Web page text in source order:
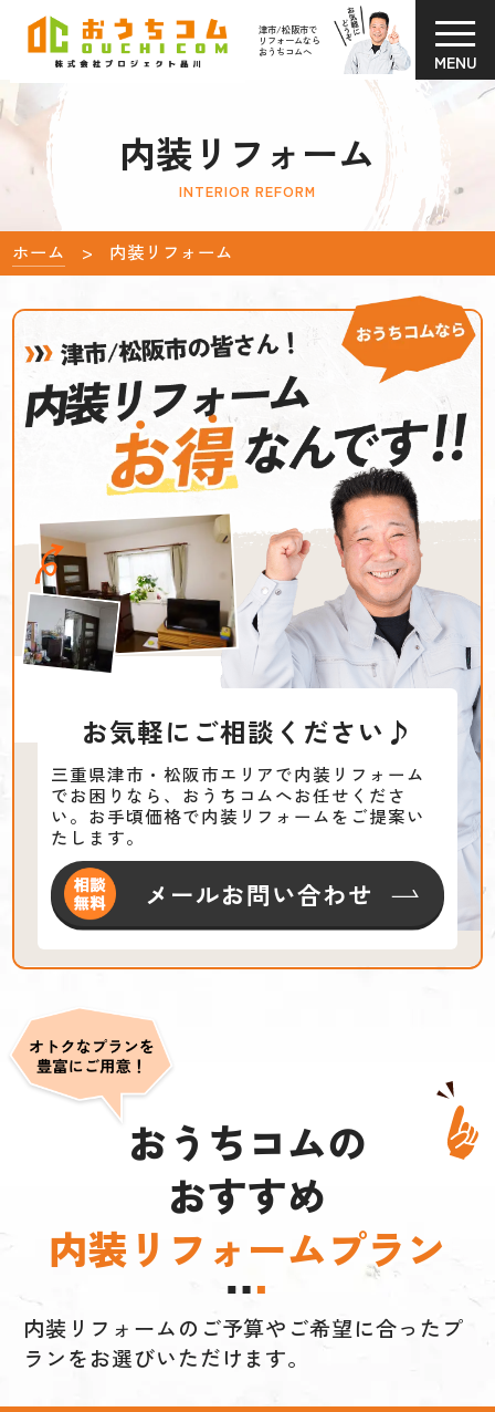
津市/松阪市で
リフォームなら
おうちコムへ
MENU
内装リフォーム
INTERIOR REFORM
ホーム 内装リフォーム
お気軽にご相談ください♪
三重県津市・松阪市エリアで内装リフォーム
でお困りなら、おうちコムへお任せくださ
い。お手頃価格で内装リフォームをご提案い
たします。
メールお問い合わせ
おうちコムの
おすすめ
内装リフォームプラン
内装リフォームのご予算やご希望に合ったプ
ランをお選びいただけます。